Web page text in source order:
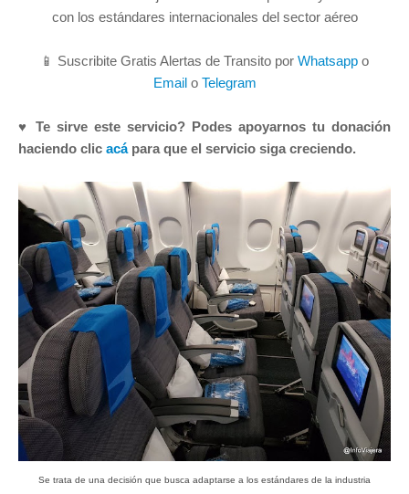
con los estándares internacionales del sector aéreo
📱 Suscribite Gratis Alertas de Transito por Whatsapp o
Emailo Telegram
♥ Te sirve este servicio? Podes apoyarnos tu donación
haciendo clic acápara que el servicio siga creciendo.
Se trata de una decisión que busca adaptarse a los estándares de la industria